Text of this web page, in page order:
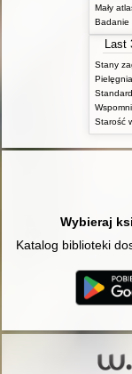
Mały
Last
Wybieraj
Katalog biblioteki